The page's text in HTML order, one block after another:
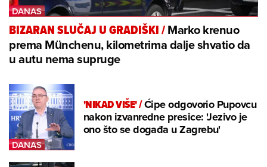
BIZARAN SLUČAJ U GRADIŠKI/Marko krenuo
prema Münchenu, kilometrima dalje shvatio da
u autu nema supruge
'NIKAD VIŠE'/Ćipe odgovorio Pupovcu
nakon izvanredne presice: 'Jezivo je
ono što se događa u Zagrebu'